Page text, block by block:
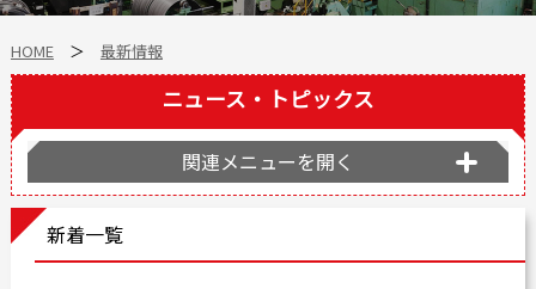
HOME＞ 最新情報
ニュース・トピックス
関連メニューを開く
新着一覧
スマートファクトリーLabo
自動車部品
会社沿革
事業所案内
海外拠点
ショールーム